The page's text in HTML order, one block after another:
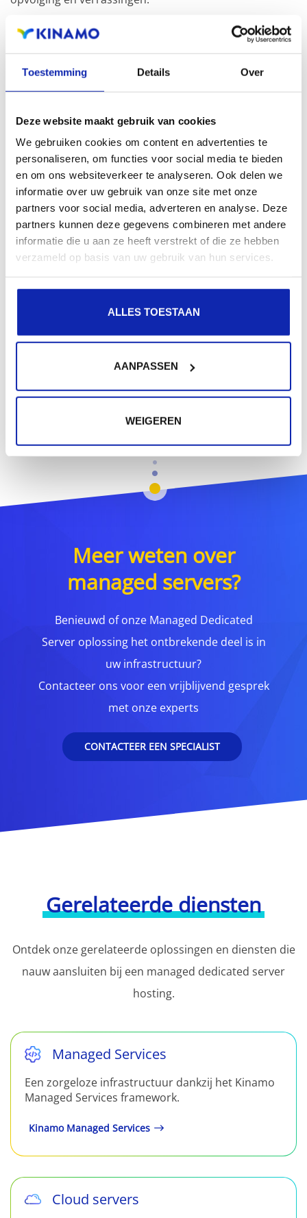
Toestemming Details Over
Deze website maakt gebruik van cookies
We gebruiken cookies om content en advertenties te
personaliseren, om functies voor social media te bieden
en om ons websiteverkeer te analyseren. Ook delen we
informatie over uw gebruik van onze site met onze
partners voor social media, adverteren en analyse. Deze
partners kunnen deze gegevens combineren met andere
informatie die u aan ze heeft verstrekt of die ze hebben
verzameld op basis van uw gebruik van hun services.
ALLES TOESTAAN
AANPASSEN
WEIGEREN
Kies voor een dedicated server hosting oplossing die
deel uit maakt van het Kinamo Managed Services
framework.
infrastructuur.
Wij zijn er om het server platform te beheren en zaken
op te vangen, zodat u bezig kan zijn met waar het echt
om draait: ondernemen en groeien.
Meer weten over
managed servers?
Benieuwd of onze Managed Dedicated
Server oplossing het ontbrekende deel is in
uw infrastructuur?
Contacteer ons voor een vrijblijvend gesprek
met onze experts
CONTACTEER EEN SPECIALIST
Gerelateerde diensten
Ontdek onze gerelateerde oplossingen en diensten die
nauw aansluiten bij een managed dedicated server
hosting.
Managed Services
Een zorgeloze infrastructuur dankzij het Kinamo
Managed Services framework.
Kinamo Managed Services
Cloud servers